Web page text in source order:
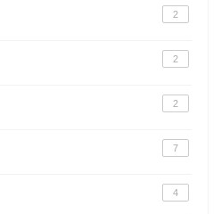
2
2
2
7
4